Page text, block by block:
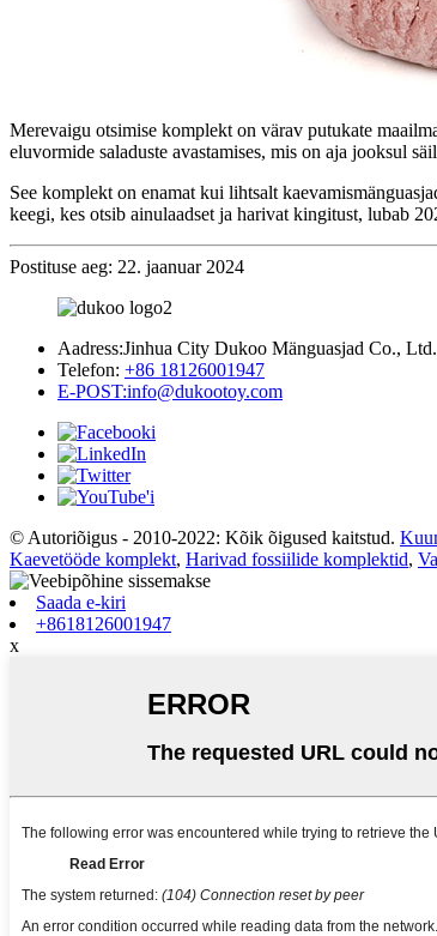
Merevaigu otsimise komplekt on värav putukate
eluvormide saladuste avastamises, mis on aja jooksul
See komplekt on enamat kui lihtsalt
keegi, kes otsib ainulaadset ja harivat kingitust, lubab
Postituse aeg: 22. jaanuar 2024
Aadress:Jinhua City Dukoo Mänguasjad Co., Ltd.
Telefon: +86 18126001947
E-POST:info@dukootoy.com
© Autoriõigus - 2010-2022: Kõik õigused kaitstud.
Kaevetööde komplekt, Harivad fossiilide komplektid,
Saada e-kiri
+8618126001947
x